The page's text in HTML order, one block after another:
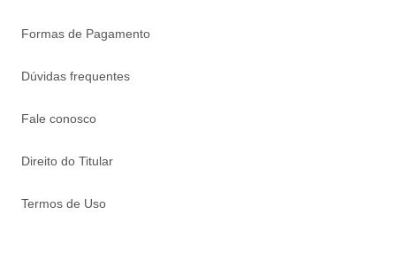
Formas de Pagamento
Dúvidas frequentes
Fale conosco
Direito do Titular
Termos de Uso